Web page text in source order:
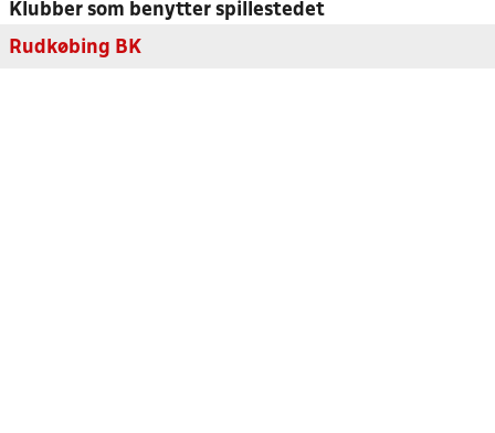
Klubber som benytter spillestedet
Rudkøbing BK